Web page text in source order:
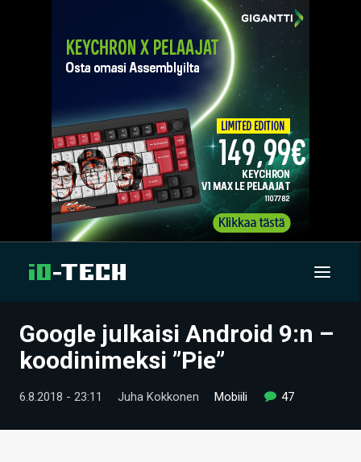
UUTISET
Google julkaisi Android 9:n –
koodinimeksi ”Pie”
6.8.2018 - 23:11 Juha Kokkonen Mobiili 47